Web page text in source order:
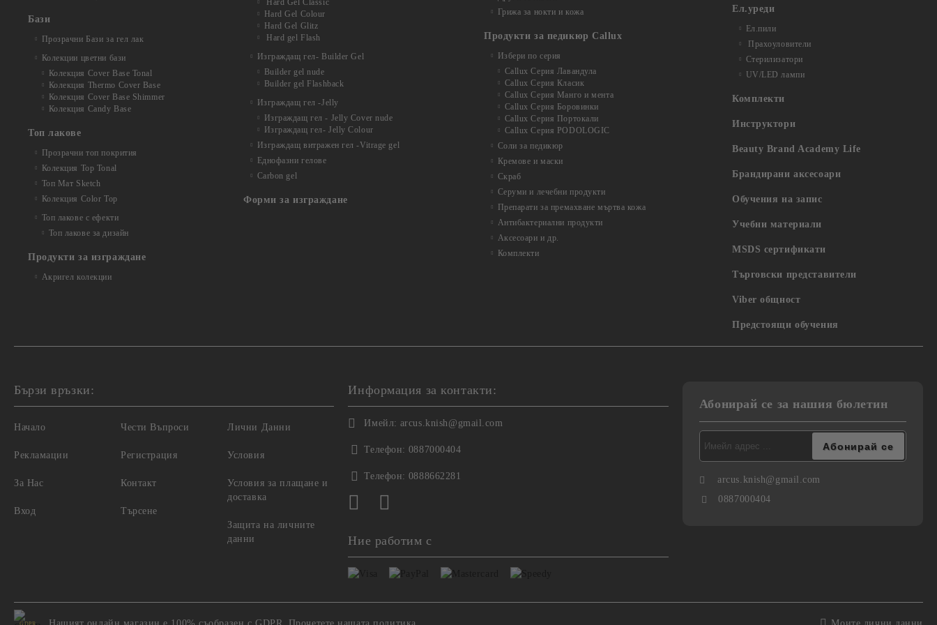
Бази
Прозрачни Бази за гел лак
Колекции цветни бази
Колекция Cover Base Tonal
Колекция Thermo Cover Base
Колекция Cover Base Shimmer
Колекция Candy Base
Топ лакове
Прозрачни топ покрития
Колекция Top Tonal
Топ Мат Sketch
Колекция Color Top
Топ лакове с ефекти
Топ лакове за дизайн
Продукти за изграждане
Акригел колекции
Hard Gel Classic
Hard Gel Colour
Hard Gel Glitz
Hard gel Flash
Изграждащ гел- Builder Gel
Builder gel nude
Builder gel Flashback
Изграждащ гел -Jelly
Изграждащ гел - Jelly Cover nude
Изграждащ гел- Jelly Colour
Изграждащ витражен гел -Vitrage gel
Еднофазни гелове
Carbon gel
Форми за изграждане
Грижа за нокти и кожа
Продукти за педикюр Callux
Избери по серия
Callux Серия Лавандула
Callux Серия Класик
Callux Серия Манго и мента
Callux Серия Боровинки
Callux Серия Портокали
Callux Серия PODOLOGIC
Соли за педикюр
Кремове и маски
Скраб
Серуми и лечебни продукти
Препарати за премахване мъртва кожа
Антибактериални продукти
Аксесоари и др.
Комплекти
Ел.уреди
Ел.пили
Прахоуловители
Стерилизатори
UV/LED лампи
Комплекти
Инструктори
Beauty Brand Academy Life
Брандирани аксесоари
Обучения на запис
Учебни материали
MSDS сертификати
Търговски представители
Viber общност
Предстоящи обучения
Бързи връзки:
Начало
Рекламации
За Нас
Вход
Чести Въпроси
Регистрация
Контакт
Търсене
Лични Данни
Условия
Условия за плащане и
доставка
Защита на личните
данни
Информация за контакти:
Имейл: arcus.knish@gmail.com
Телефон: 0887000404
Телефон: 0888662281
Ние работим с
Абонирай се за нашия бюлетин
arcus.knish@gmail.com
0887000404
GDPR